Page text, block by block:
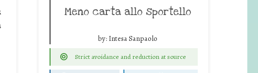
Meno carta allo sportello
by: Intesa Sanpaolo
Strict avoidance and reduction at source